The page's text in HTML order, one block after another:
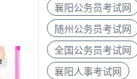
襄阳公务员考试网
随州公务员考试网
全国公务员考试网
襄阳人事考试网